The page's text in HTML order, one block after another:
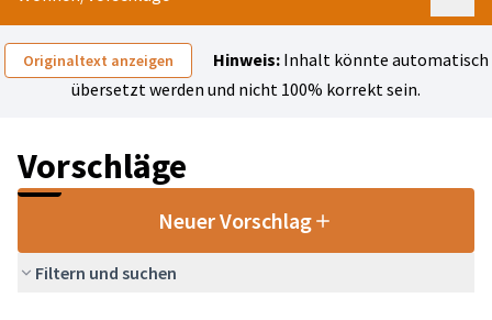
Originaltext anzeigen Hinweis:Inhalt könnte automatisch
übersetzt werden und nicht 100% korrekt sein.
Vorschläge
Neuer Vorschlag
Filtern und suchen